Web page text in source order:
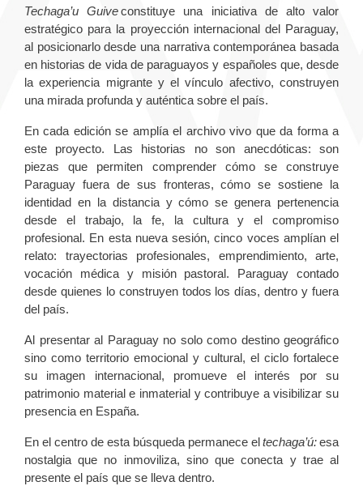
Techaga’u Guiveconstituye una iniciativa de alto valor
estratégico para la proyección internacional del Paraguay,
al posicionarlo desde una narrativa contemporánea basada
en historias de vida de paraguayos y españoles que, desde
la experiencia migrante y el vínculo afectivo, construyen
una mirada profunda y auténtica sobre el país.
En cada edición se amplía el archivo vivo que da forma a
este proyecto. Las historias no son anecdóticas: son
piezas que permiten comprender cómo se construye
Paraguay fuera de sus fronteras, cómo se sostiene la
identidad en la distancia y cómo se genera pertenencia
desde el trabajo, la fe, la cultura y el compromiso
profesional. En esta nueva sesión, cinco voces amplían el
relato: trayectorias profesionales, emprendimiento, arte,
vocación médica y misión pastoral. Paraguay contado
desde quienes lo construyen todos los días, dentro y fuera
del país.
Al presentar al Paraguay no solo como destino geográfico
sino como territorio emocional y cultural, el ciclo fortalece
su imagen internacional, promueve el interés por su
patrimonio material e inmaterial y contribuye a visibilizar su
presencia en España.
En el centro de esta búsqueda permanece eltechaga’ú:esa
nostalgia que no inmoviliza, sino que conecta y trae al
presente el país que se lleva dentro.